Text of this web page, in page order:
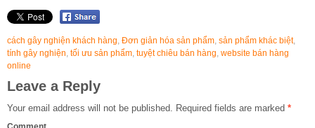
cách gây nghiện khách hàng, Đơn giản hóa sản phẩm, sản phẩm khác biệt,
tính gây nghiện, tối ưu sản phẩm, tuyệt chiêu bán hàng, website bán hàng
online
Leave a Reply
Your email address will not be published. Required fields are marked *